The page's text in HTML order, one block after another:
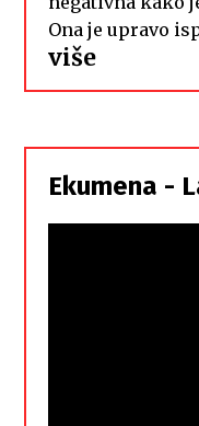
Ona je upravo
više:
Hrvati
Srbi,
braća
Ekumena -